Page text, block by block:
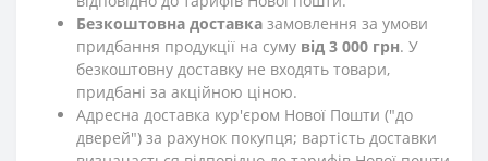
Безкоштовна доставка замовлення за умови
придбання продукції на суму від 3 000 грн. У
безкоштовну доставку не входять товари,
придбані за акційною ціною.
Адресна доставка кур'єром Нової Пошти ("до
дверей") за рахунок покупця; вартість доставки